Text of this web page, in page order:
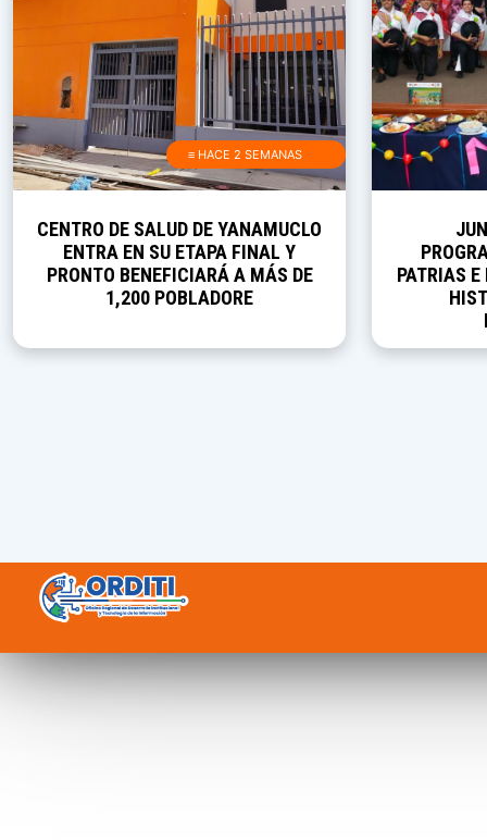
≡ HACE 2 SEMANAS
CENTRO DE SALUD DE YANAMUCLO
ENTRA EN SU ETAPA FINAL Y
PRONTO BENEFICIARÁ A MÁS DE
1,200 POBLADORE
PATRIAS